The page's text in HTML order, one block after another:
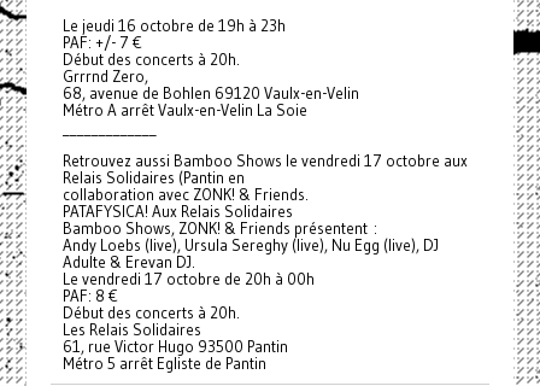
Le jeudi 16 octobre de 19h à 23h
PAF: +/- 7 €
Début des concerts à 20h.
Grrrnd Zero,
68, avenue de Bohlen 69120 Vaulx-en-Velin
Métro A arrêt Vaulx-en-Velin La Soie
Retrouvez aussi Bamboo Shows le vendredi 17 octobre aux
Relais Solidaires (Pantin en
collaboration avec ZONK! & Friends.
PATAFYSICA! Aux Relais Solidaires
Bamboo Shows, ZONK! & Friends présentent :
Andy Loebs (live), Ursula Sereghy (live), Nu Egg (live), DJ
Adulte & Erevan DJ.
Le vendredi 17 octobre de 20h à 00h
PAF: 8 €
Début des concerts à 20h.
Les Relais Solidaires
61, rue Victor Hugo 93500 Pantin
Métro 5 arrêt Egliste de Pantin